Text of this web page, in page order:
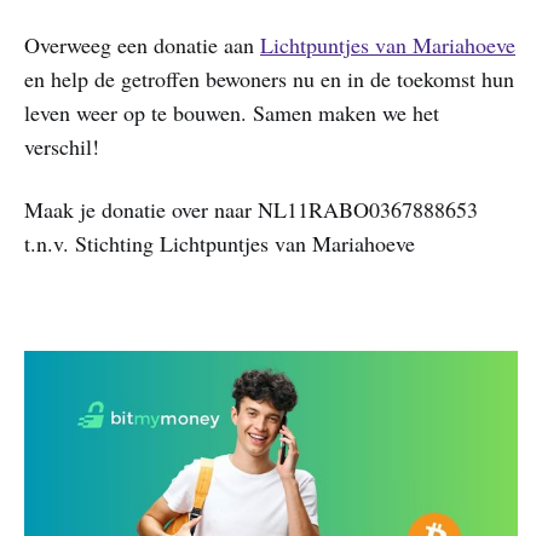
Overweeg een donatie aan Lichtpuntjes van Mariahoeve
en help de getroffen bewoners nu en in de toekomst hun
leven weer op te bouwen. Samen maken we het
verschil!
Maak je donatie over naar NL11RABO0367888653
t.n.v. Stichting Lichtpuntjes van Mariahoeve